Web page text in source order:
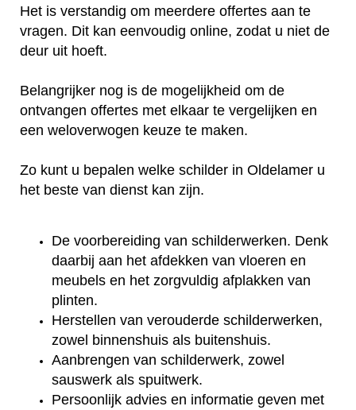
Het is verstandig om meerdere offertes aan te
vragen. Dit kan eenvoudig online, zodat u niet de
deur uit hoeft.
Belangrijker nog is de mogelijkheid om de
ontvangen offertes met elkaar te vergelijken en
een weloverwogen keuze te maken.
Zo kunt u bepalen welke schilder in Oldelamer u
het beste van dienst kan zijn.
De voorbereiding van schilderwerken. Denk
daarbij aan het afdekken van vloeren en
meubels en het zorgvuldig afplakken van
plinten.
Herstellen van verouderde schilderwerken,
zowel binnenshuis als buitenshuis.
Aanbrengen van schilderwerk, zowel
sauswerk als spuitwerk.
Persoonlijk advies en informatie geven met